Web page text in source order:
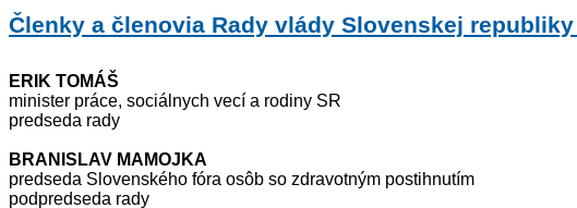
Členky a členovia Rady vlády Slovenskej
ERIK TOMÁŠ
minister práce, sociálnych vecí a rodiny SR
predseda rady
BRANISLAV MAMOJKA
predseda Slovenského fóra osôb so zdravotným postihnutím
podpredseda rady